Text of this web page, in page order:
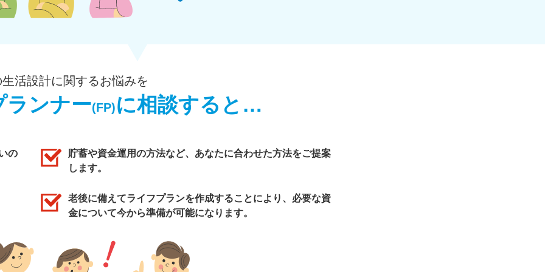
活設計に関するお悩みを
ランナー(FP)に相談すると…
の
貯蓄や資金運用の方法など、あなたに合わせた方法をご提案
します。
老後に備えてライフプランを作成することにより、必要な資
金について今から準備が可能になります。